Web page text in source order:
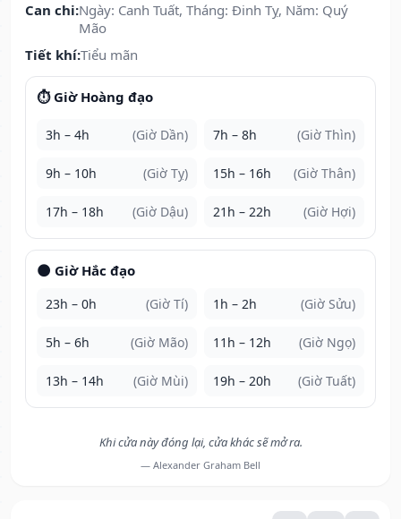
Can chi:Ngày: Canh Tuất, Tháng: Đinh Tỵ, Năm: Quý
Mão
Tiết khí:Tiểu mãn
⏱️ Giờ Hoàng đạo
3h – 4h (Giờ Dần) 7h – 8h (Giờ Thìn)
9h – 10h (Giờ Tỵ) 15h – 16h (Giờ Thân)
17h – 18h (Giờ Dậu) 21h – 22h (Giờ Hợi)
🌑 Giờ Hắc đạo
23h – 0h (Giờ Tí) 1h – 2h (Giờ Sửu)
5h – 6h (Giờ Mão) 11h – 12h (Giờ Ngọ)
13h – 14h (Giờ Mùi) 19h – 20h (Giờ Tuất)
Khi cửa này đóng lại, cửa khác sẽ mở ra.
— Alexander Graham Bell